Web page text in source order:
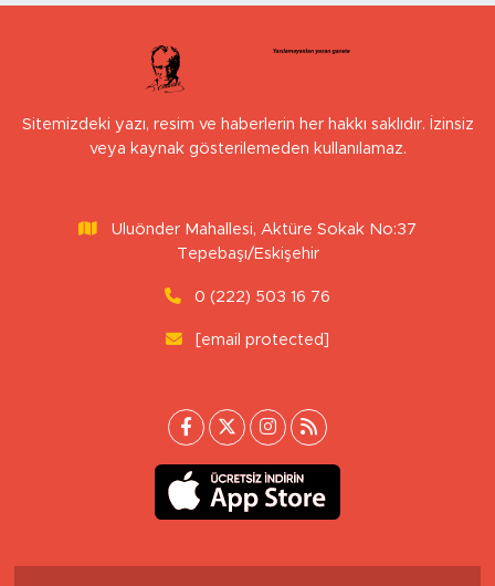
Sitemizdeki yazı, resim ve haberlerin her hakkı saklıdır. İzinsiz
veya kaynak gösterilemeden kullanılamaz.
Uluönder Mahallesi, Aktüre Sokak No:37
Tepebaşı/Eskişehir
0 (222) 503 16 76
[email protected]